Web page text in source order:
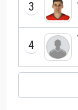
3
4